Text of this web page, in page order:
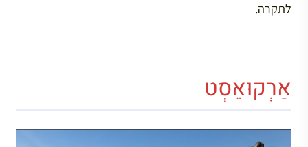
לתקרה.
אַרְקוּאֵסְט